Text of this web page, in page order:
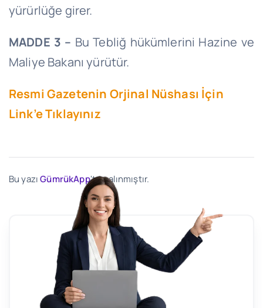
yürürlüğe girer.
MADDE 3 – Bu Tebliğ hükümlerini Hazine ve
Maliye Bakanı yürütür.
Resmi Gazetenin Orjinal Nüshası İçin
Link’e Tıklayınız
Bu yazıGümrükApp'ten alınmıştır.